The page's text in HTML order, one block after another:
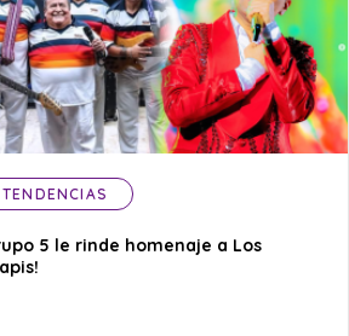
TENDENCIAS
5 le rinde homenaje a Los